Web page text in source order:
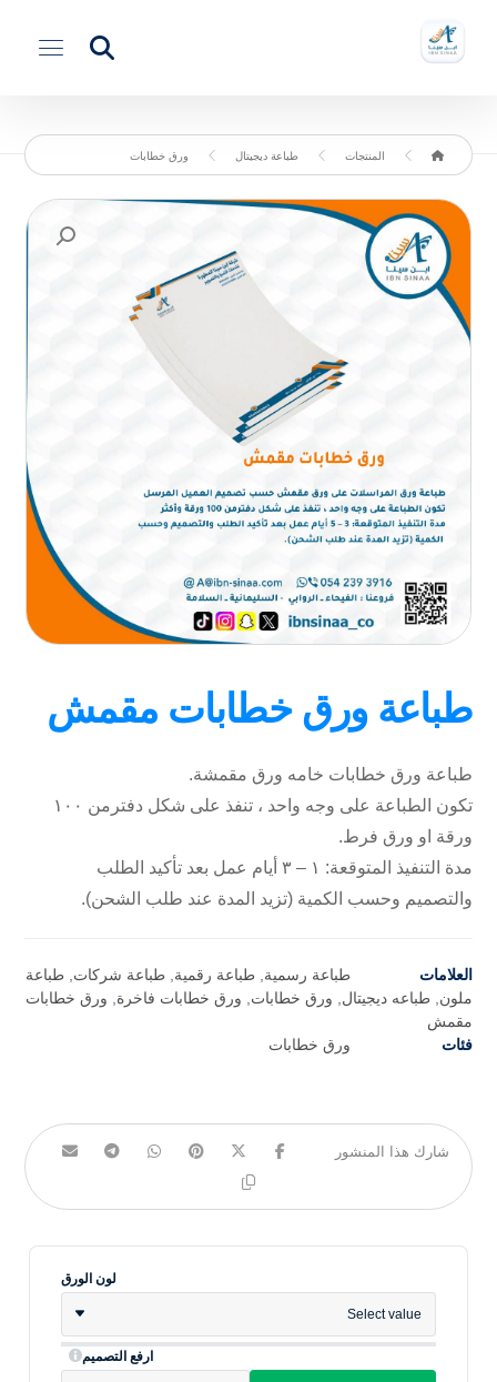
المنتجات طباعة ديجيتال ورق خطابات
طباعة ورق خطابات مقمش
طباعة ورق خطابات خامه ورق مقمشة.
تكون الطباعة على وجه واحد ، تنفذ على شكل دفترمن ١٠٠
ورقة او ورق فرط.
مدة التنفيذ المتوقعة: ١ – ٣ أيام عمل بعد تأكيد الطلب
والتصميم وحسب الكمية (تزيد المدة عند طلب الشحن).
العلامات طباعة رسمية ,طباعة رقمية ,طباعة شركات ,طباعة
ملون ,طباعه ديجيتال ورق خطابات ورق خطابات فاخرة
ورق خطابات
مقمش
فئات
ورق خطابات
لون الورق
Select value
ارفع التصميم